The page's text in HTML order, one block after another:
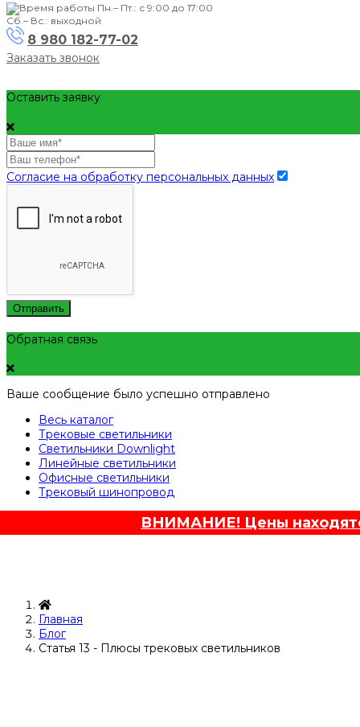
Пн.– Пт.: с 9:00 до 17:00
Сб.– Вс.: выходной
8 980 182-77-02
Заказать звонок
Оставить заявку
Согласие на обработку персональных данных
Отправить
Обратная связь
Ваше сообщение было успешно отправлено
Весь каталог
Трековые светильники
Светильники Downlight
Линейные светильники
Офисные светильники
Трековый шинопровод
ВНИМАНИЕ! Цены
Главная
Блог
Статья 13 - Плюсы трековых светильников